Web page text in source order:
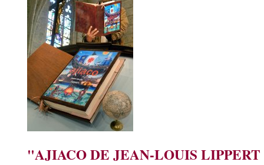
"AJIACO DE JEAN-LOUIS LIPPERT